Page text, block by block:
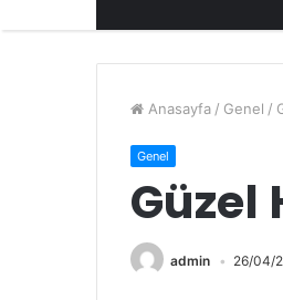
Anasayfa / Genel /
Genel
Güzel
admin 26/04/